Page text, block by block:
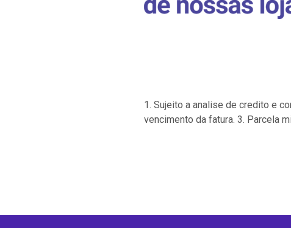
1. Sujeito a analise de credito e
vencimento da fatura. 3. Parcela